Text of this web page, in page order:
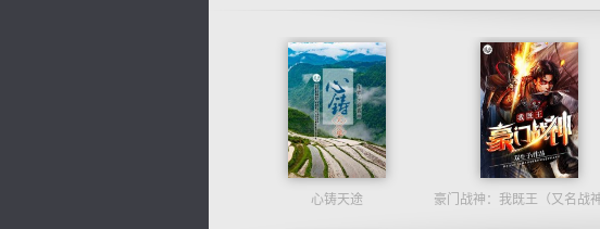
心铸天途